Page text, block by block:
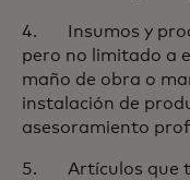
4. Insumos y
pero no limitado a
maño de obra o
instalación de
asesoramiento
5. Artículos que